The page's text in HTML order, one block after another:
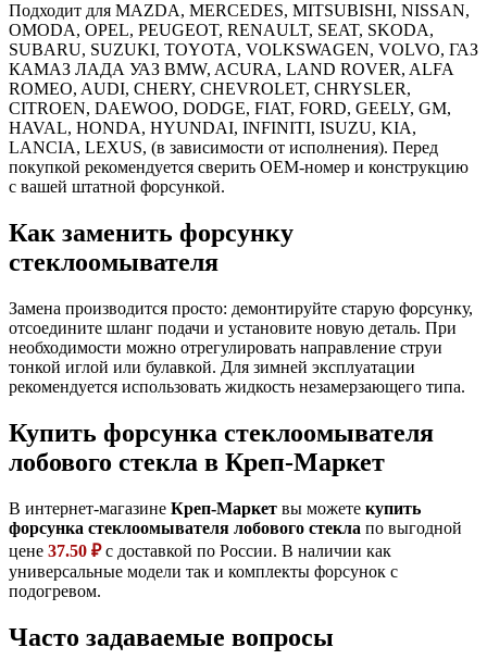
Подходит для MAZDA, MERCEDES, MITSUBISHI, NISSAN,
OMODA, OPEL, PEUGEOT, RENAULT, SEAT, SKODA,
SUBARU, SUZUKI, TOYOTA, VOLKSWAGEN, VOLVO, ГАЗ
КАМАЗ ЛАДА УАЗ BMW, ACURA, LAND ROVER, ALFA
ROMEO, AUDI, CHERY, CHEVROLET, CHRYSLER,
CITROEN, DAEWOO, DODGE, FIAT, FORD, GEELY, GM,
HAVAL, HONDA, HYUNDAI, INFINITI, ISUZU, KIA,
LANCIA, LEXUS, (в зависимости от исполнения). Перед
покупкой рекомендуется сверить OEM-номер и конструкцию
с вашей штатной форсункой.
Как заменить форсунку
стеклоомывателя
Замена производится просто: демонтируйте старую форсунку,
отсоедините шланг подачи и установите новую деталь. При
необходимости можно отрегулировать направление струи
тонкой иглой или булавкой. Для зимней эксплуатации
рекомендуется использовать жидкость незамерзающего типа.
Купить форсунка стеклоомывателя
лобового стекла в Креп-Маркет
В интернет-магазине Креп-Маркет вы можете купить
форсунка стеклоомывателя лобового стекла по выгодной
цене 37.50 ₽с доставкой по России. В наличии как
универсальные модели так и комплекты форсунок с
подогревом.
Часто задаваемые вопросы